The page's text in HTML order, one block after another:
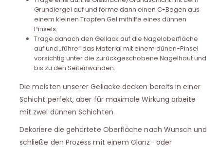
Grundiergel auf und forme dann einen C-Bogen aus
einem kleinen Tropfen Gel mithilfe eines dünnen
Pinsels.
Trage danach den Gellack auf die Nageloberfläche
auf und „führe“ das Material mit einem dünen-Pinsel
vorsichtig unter die zurückgeschobene Nagelhaut und
bis zu den Seitenwänden.
Die meisten unserer Gellacke decken bereits in einer
Schicht perfekt, aber für maximale Wirkung arbeite
mit zwei dünnen Schichten.
Dekoriere die gehärtete Oberfläche nach Wunsch und
schließe den Prozess mit einem Glanz- oder